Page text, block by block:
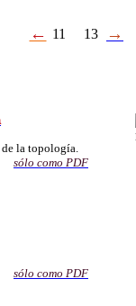
← 11 13 →
la topología.
sólo como PDF
sólo como PDF